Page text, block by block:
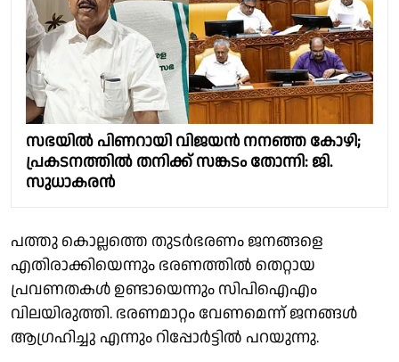
സഭയില്‍ പിണറായി വിജയന്‍ നനഞ്ഞ കോഴി;
പ്രകടനത്തിൽ തനിക്ക് സങ്കടം തോന്നി: ജി.
സുധാകരൻ
പത്തു കൊല്ലത്തെ തുടർഭരണം ജനങ്ങളെ
എതിരാക്കിയെന്നും ഭരണത്തിൽ തെറ്റായ
പ്രവണതകൾ ഉണ്ടായെന്നും സിപിഐഎം
വിലയിരുത്തി. ഭരണമാറ്റം വേണമെന്ന് ജനങ്ങൾ
ആഗ്രഹിച്ചു എന്നും റിപ്പോർട്ടിൽ പറയുന്നു.